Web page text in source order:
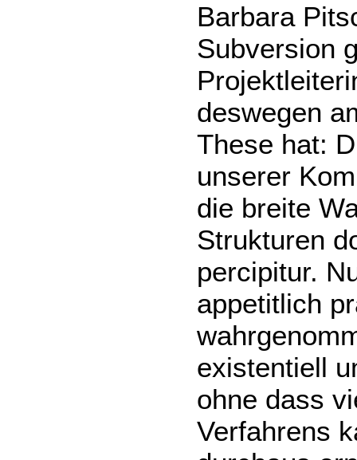
Barbara
Subversion
deswegen
These hat:
unserer
die breite
Strukturen
percipitur.
appetitlich
existentiell
ohne dass
Verfahrens